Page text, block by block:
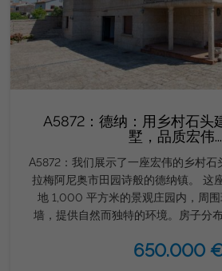
A5872：德纳：用乡村石头
墅，品质宏伟
A5872：我们展示了一座宏伟的乡村石
拉梅阿尼奥市田园诗般的德纳镇。 这
地 1,000 平方米的景观庄园内，周
墙，提供自然而独特的环境。房子分
253 平方米的住房，您可以在这里享受
650.000